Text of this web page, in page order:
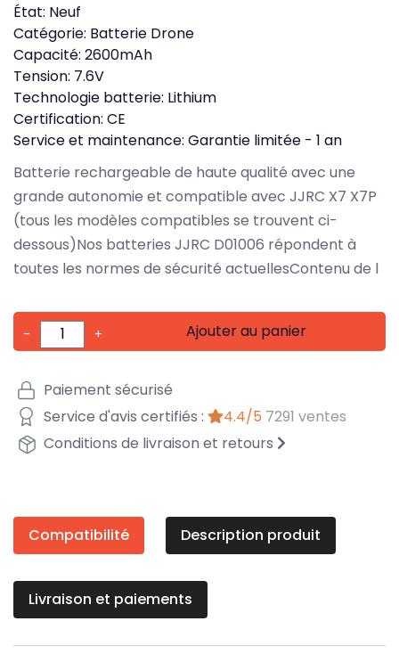
État: Neuf
Catégorie: Batterie Drone
Capacité: 2600mAh
Tension: 7.6V
Technologie batterie: Lithium
Certification: CE
Service et maintenance: Garantie limitée - 1 an
Batterie rechargeable de haute qualité avec une
grande autonomie et compatible avec JJRC X7 X7P
(tous les modèles compatibles se trouvent ci-
dessous)Nos batteries JJRC D01006 répondent à
toutes les normes de sécurité actuellesContenu de l
- + Ajouter au panier
Paiement sécurisé
Service d'avis certifiés :
4.4/5 7291 ventes
Conditions de livraison et retours
Compatibilité Description produit
Livraison et paiements